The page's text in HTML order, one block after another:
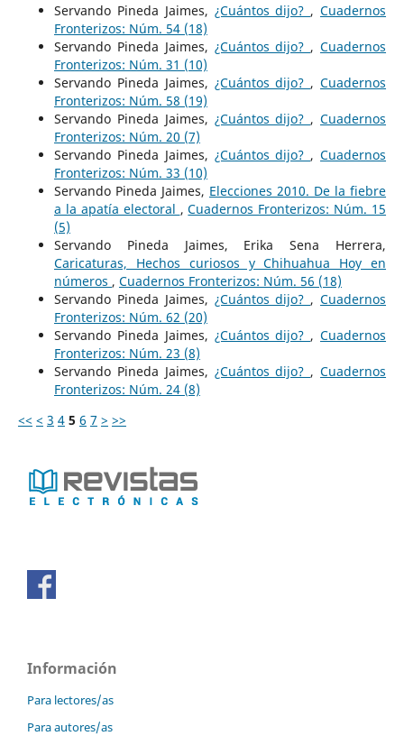
Servando Pineda Jaimes, ¿Cuántos dijo? ,Cuadernos
Fronterizos: Núm. 54 (18)
Servando Pineda Jaimes, ¿Cuántos dijo? ,Cuadernos
Fronterizos: Núm. 31 (10)
Servando Pineda Jaimes, ¿Cuántos dijo? ,Cuadernos
Fronterizos: Núm. 58 (19)
Servando Pineda Jaimes, ¿Cuántos dijo? ,Cuadernos
Fronterizos: Núm. 20 (7)
Servando Pineda Jaimes, ¿Cuántos dijo? ,Cuadernos
Fronterizos: Núm. 33 (10)
Servando Pineda Jaimes, Elecciones 2010. De la fiebre
a la apatía electoral ,Cuadernos Fronterizos: Núm. 15
(5)
Servando Pineda Jaimes, Erika Sena Herrera,
Caricaturas, Hechos curiosos y Chihuahua Hoy en
números , Cuadernos Fronterizos: Núm. 56 (18)
Servando Pineda Jaimes, ¿Cuántos dijo? ,Cuadernos
Fronterizos: Núm. 62 (20)
Servando Pineda Jaimes, ¿Cuántos dijo? ,Cuadernos
Fronterizos: Núm. 23 (8)
Servando Pineda Jaimes, ¿Cuántos dijo? ,Cuadernos
Fronterizos: Núm. 24 (8)
<< < 3 4 5 6 7 > >>
Información
Para lectores/as
Para autores/as